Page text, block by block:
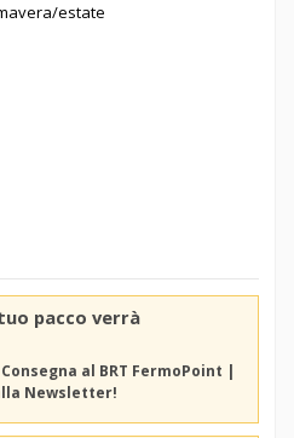
estate
pacco verrà
Consegna al BRT FermoPoint |
Newsletter!